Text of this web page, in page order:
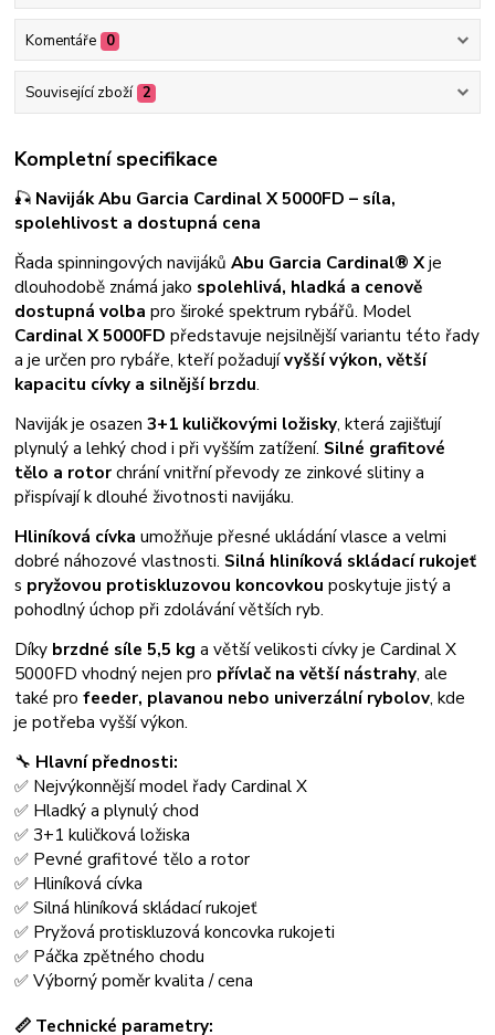
Komentáře 0
Související zboží 2
Kompletní specifikace
🎣 Naviják Abu Garcia Cardinal X 5000FD – síla,
spolehlivost a dostupná cena
Řada spinningových navijákůAbu Garcia Cardinal® Xje
dlouhodobě známá jako spolehlivá, hladká a cenově
dostupná volba pro široké spektrum rybářů. Model
Cardinal X 5000FD představuje nejsilnější variantu této řady
a je určen pro rybáře, kteří požadujívyšší výkon, větší
kapacitu cívky a silnější brzdu.
Naviják je osazen3+1 kuličkovými ložisky, která zajišťují
plynulý a lehký chod i při vyšším zatížení. Silné grafitové
tělo a rotorchrání vnitřní převody ze zinkové slitiny a
přispívají k dlouhé životnosti navijáku.
Hliníková cívka umožňuje přesné ukládání vlasce a velmi
dobré náhozové vlastnosti. Silná hliníková skládací rukojeť
s pryžovou protiskluzovou koncovkou poskytuje jistý a
pohodlný úchop při zdolávání větších ryb.
Díky brzdné síle 5,5 kg a větší velikosti cívky je Cardinal X
5000FD vhodný nejen pro přívlač na větší nástrahy, ale
také profeeder, plavanou nebo univerzální rybolov, kde
je potřeba vyšší výkon.
🔧 Hlavní přednosti:
✅ Nejvýkonnější model řady Cardinal X
✅ Hladký a plynulý chod
✅ 3+1 kuličková ložiska
✅ Pevné grafitové tělo a rotor
✅ Hliníková cívka
✅ Silná hliníková skládací rukojeť
✅ Pryžová protiskluzová koncovka rukojeti
✅ Páčka zpětného chodu
✅ Výborný poměr kvalita / cena
📏 Technické parametry: